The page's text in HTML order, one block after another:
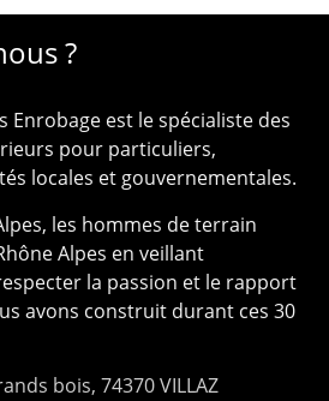
?
Enrobage est le spécialiste des
pour particuliers,
locales et gouvernementales.
les hommes de terrain
Alpes en veillant
la passion et le rapport
avons construit durant ces 30
bois, 74370 VILLAZ